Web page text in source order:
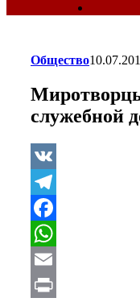
Общество
служебной
VK
Telegram
Facebook
WhatsApp
Email